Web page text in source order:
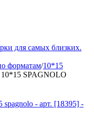
форматам/10*15
SPAGNOLO